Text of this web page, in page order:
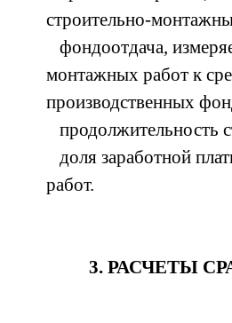
строительно-
фондоотдача,
монтажных работ к
производственных
продолжительность
доля заработной
работ.
3. РАСЧЕТЫ